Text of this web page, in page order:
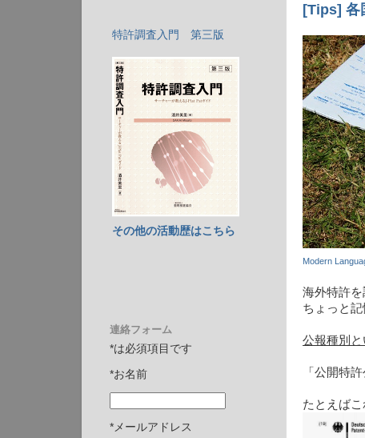
[Tips] 各
Modern
海外特許を
ちょっと
公報種別
「公開特
たとえばこ
特許調査入門 第三版
その他の活動歴はこちら
連絡フォーム
*は必須項目です
*お名前
*メールアドレス